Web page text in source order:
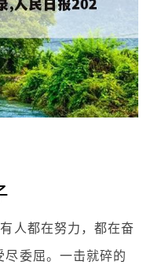
人都在努力，都在奋
尽委屈。一击就碎的